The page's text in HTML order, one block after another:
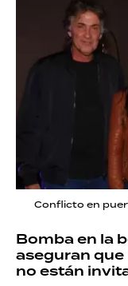
Conflicto en
Bomba en la
aseguran
no están